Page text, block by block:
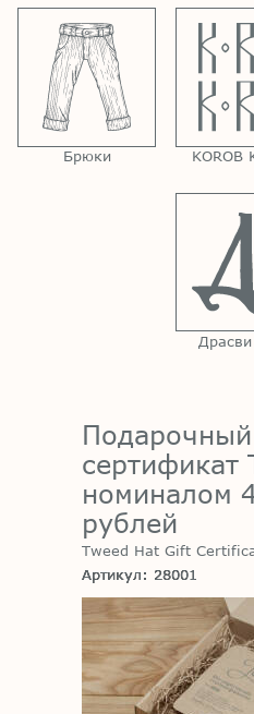
Брюки KOROB
Подарочный
сертификат
номиналом
рублей
Tweed Hat Gift
Артикул: 28001